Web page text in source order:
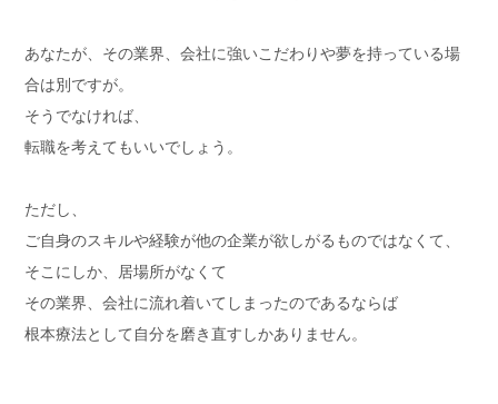
あなたが、その業界、会社に強いこだわりや夢を持っている場
合は別ですが。
そうでなければ、
転職を考えてもいいでしょう。
ただし、
ご自身のスキルや経験が他の企業が欲しがるものではなくて、
そこにしか、居場所がなくて
その業界、会社に流れ着いてしまったのであるならば
根本療法として自分を磨き直すしかありません。